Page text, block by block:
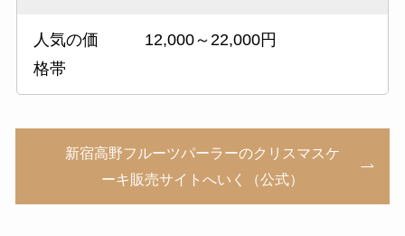
人気の価
格帯
12,000～22,000円
新宿高野フルーツパーラーのクリスマスケ
ーキ販売サイトへいく（公式）